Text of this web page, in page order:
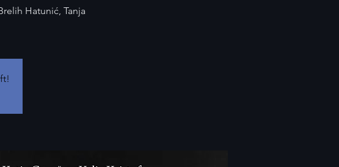
Hatunić, Tanja